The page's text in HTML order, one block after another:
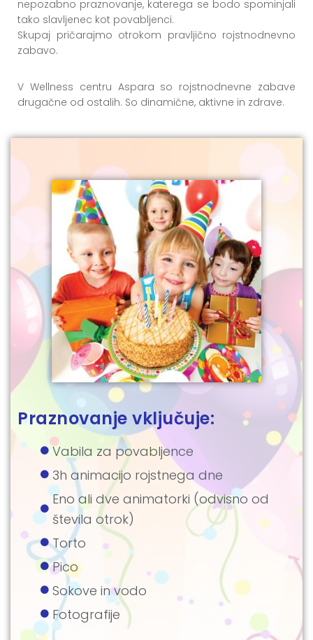
nepozabno praznovanje, katerega se bodo spominjali
tako slavljenec kot povabljenci.
Skupaj pričarajmo otrokom pravljično rojstnodnevno
zabavo.
V Wellness centru Aspara so rojstnodnevne zabave
drugačne od ostalih. So dinamične, aktivne in zdrave.
Praznovanje vključuje:
Vabila za povabljence
3h animacijo rojstnega dne
Eno ali dve animatorki (odvisno od
števila otrok)
Torto
Pico
Sokove in vodo
Fotografije